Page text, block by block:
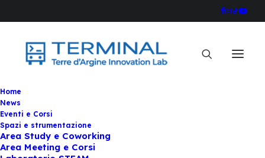
Home
News
Eventi e Corsi
Spazi e strumentazione
Area Study e Coworking
Area Meeting e Corsi
InEventi • 15/04/2026